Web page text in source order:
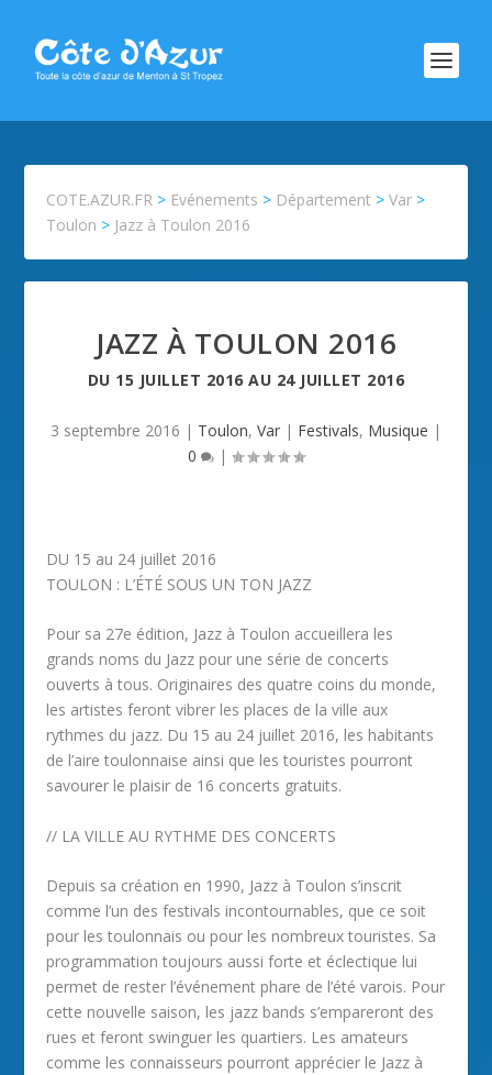
COTE.AZUR.FR > Evénements > Département >Var >
Toulon > Jazz à Toulon 2016
JAZZ À TOULON 2016
DU 15 JUILLET 2016 AU 24 JUILLET 2016
3 septembre 2016 | Toulon, Var | Festivals, Musique |
0
|
DU 15 au 24 juillet 2016
TOULON : L’ÉTÉ SOUS UN TON JAZZ
Pour sa 27e édition, Jazz à Toulon accueillera les
grands noms du Jazz pour une série de concerts
ouverts à tous. Originaires des quatre coins du monde,
les artistes feront vibrer les places de la ville aux
rythmes du jazz. Du 15 au 24 juillet 2016, les habitants
de l’aire toulonnaise ainsi que les touristes pourront
savourer le plaisir de 16 concerts gratuits.
// LA VILLE AU RYTHME DES CONCERTS
Depuis sa création en 1990, Jazz à Toulon s’inscrit
comme l’un des festivals incontournables, que ce soit
pour les toulonnais ou pour les nombreux touristes. Sa
programmation toujours aussi forte et éclectique lui
permet de rester l’événement phare de l’été varois. Pour
cette nouvelle saison, les jazz bands s’empareront des
rues et feront swinguer les quartiers. Les amateurs
comme les connaisseurs pourront apprécier le Jazz à